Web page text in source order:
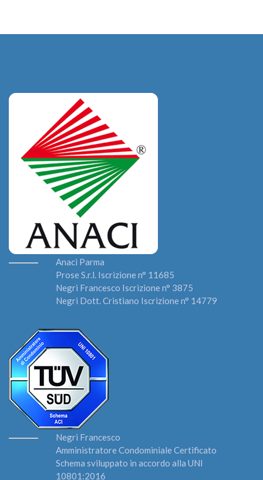
Anaci Parma
Prose S.r.l. Iscrizione n° 11685
Negri Francesco Iscrizione n° 3875
Negri Dott. Cristiano Iscrizione n° 14779
Negri Francesco
Amministratore Condominiale Certificato
Schema sviluppato in accordo alla UNI
10801:2016